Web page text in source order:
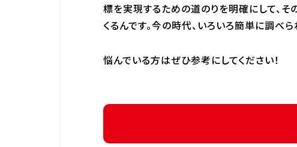
標を実現するための道のりを明確にして、
くるんです。今の時代、いろいろ簡単に調べ
悩んでいる方はぜひ参考にしてください！